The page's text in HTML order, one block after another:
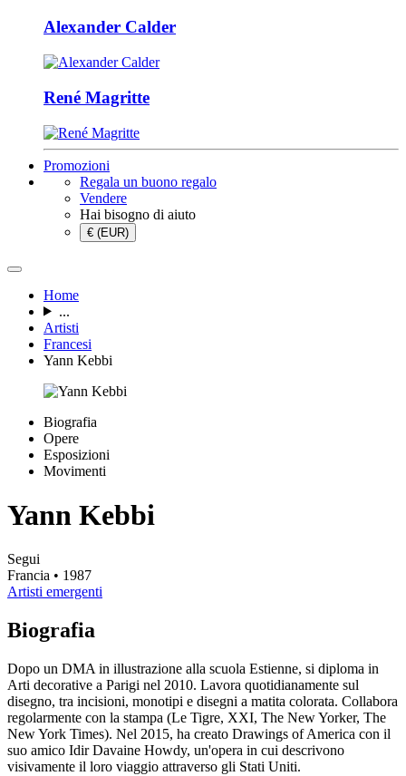
Alexander Calder
René Magritte
Promozioni
Regala un buono regalo
Vendere
Hai bisogno di aiuto
€ (EUR)
Home
...
Artisti
Francesi
Yann Kebbi
Biografia
Opere
Esposizioni
Movimenti
Yann Kebbi
Segui
Francia • 1987
Artisti emergenti
Biografia
Dopo un DMA in illustrazione alla scuola Estienne, si diploma in
Arti decorative a Parigi nel 2010. Lavora quotidianamente sul
disegno, tra incisioni, monotipi e disegni a matita colorata. Collabora
regolarmente con la stampa (Le Tigre, XXI, The New Yorker, The
New York Times). Nel 2015, ha creato Drawings of America con il
suo amico Idir Davaine Howdy, un'opera in cui descrivono
visivamente il loro viaggio attraverso gli Stati Uniti.